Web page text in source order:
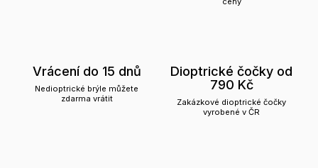
Vrácení do 15 dnů
Nedioptrické brýle můžete
zdarma vrátit
Dioptrické čočky od
790 Kč
Zakázkové dioptrické čočky
vyrobené v ČR